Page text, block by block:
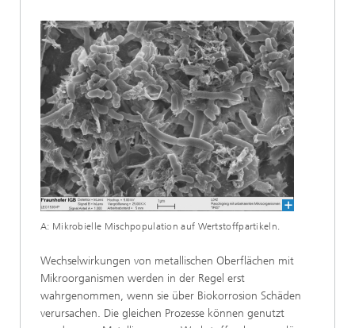
A: Mikrobielle Mischpopulation auf Wertstoffpartikeln.
Wechselwirkungen von metallischen Oberflächen mit
Mikroorganismen werden in der Regel erst
wahrgenommen, wenn sie über Biokorrosion Schäden
verursachen. Die gleichen Prozesse können genutzt